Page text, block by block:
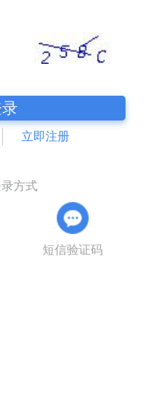
立即注册
方式
短信验证码